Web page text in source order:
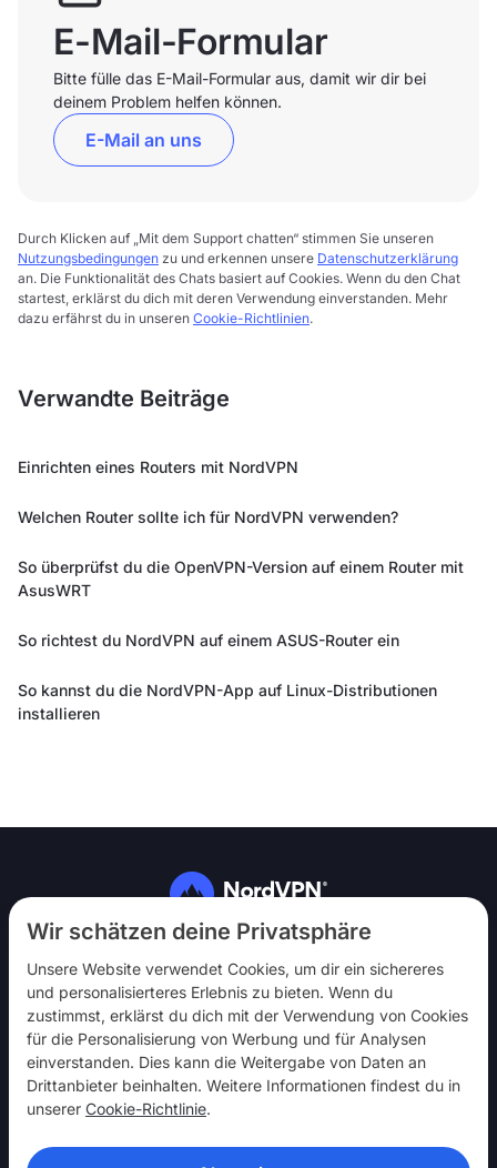
Wir schätzen deine Privatsphäre
Unsere Website verwendet Cookies, um dir ein sichereres
und personalisierteres Erlebnis zu bieten. Wenn du
zustimmst, erklärst du dich mit der Verwendung von Cookies
für die Personalisierung von Werbung und für Analysen
einverstanden. Dies kann die Weitergabe von Daten an
Drittanbieter beinhalten. Weitere Informationen findest du in
unserer Cookie-Richtlinie.
E-Mail-Formular
Bitte fülle das E-Mail-Formular aus, damit wir dir bei
deinem Problem helfen können.
E-Mail an uns
Durch Klicken auf „Mit dem Support chatten“ stimmen Sie unseren
Nutzungsbedingungen zu und erkennen unsere Datenschutzerklärung
an. Die Funktionalität des Chats basiert auf Cookies. Wenn du den Chat
startest, erklärst du dich mit deren Verwendung einverstanden. Mehr
dazu erfährst du in unseren Cookie-Richtlinien.
Verwandte Beiträge
Einrichten eines Routers mit NordVPN
Welchen Router sollte ich für NordVPN verwenden?
So überprüfst du die OpenVPN-Version auf einem Router mit
AsusWRT
So richtest du NordVPN auf einem ASUS-Router ein
So kannst du die NordVPN-App auf Linux-Distributionen
installieren
Folg uns
NordVPN
Mach mit
Hilfe